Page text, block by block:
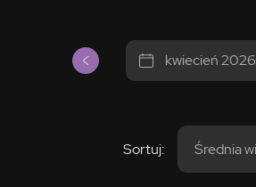
kwiecień 2026
Sortuj: